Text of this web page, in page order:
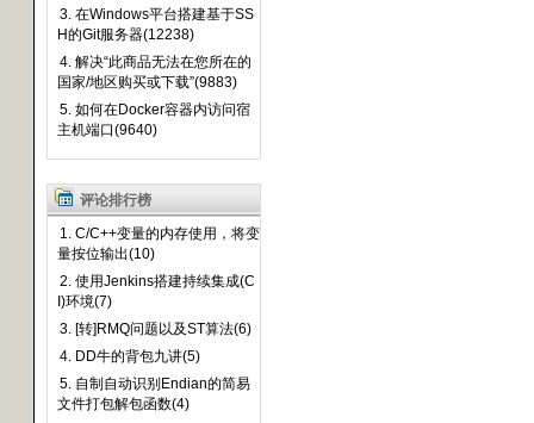
3. 在Windows平台搭建基于SS
H的Git服务器(12238)
4. 解决“此商品无法在您所在的
国家/地区购买或下载”(9883)
5. 如何在Docker容器内访问宿
主机端口(9640)
评论排行榜
1. C/C++变量的内存使用，将变
量按位输出(10)
2. 使用Jenkins搭建持续集成(C
I)环境(7)
3. [转]RMQ问题以及ST算法(6)
4. DD牛的背包九讲(5)
5. 自制自动识别Endian的简易
文件打包解包函数(4)